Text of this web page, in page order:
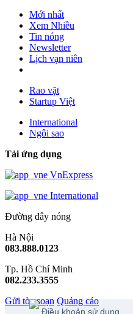
Mới nhất
Xem Nhiều
Tin nóng
Newsletter
Lịch vạn niên
Rao vặt
Startup Việt
International
Ngôi sao
Tải ứng dụng
VnExpress
International
Đường dây nóng
Hà Nội
083.888.0123
Tp. Hồ Chí Minh
082.233.3555
Gửi tòa soạn Quảng cáo
Điều khoản sử dụng